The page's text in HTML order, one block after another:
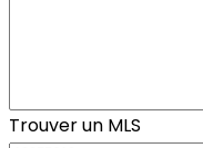
Trouver un MLS